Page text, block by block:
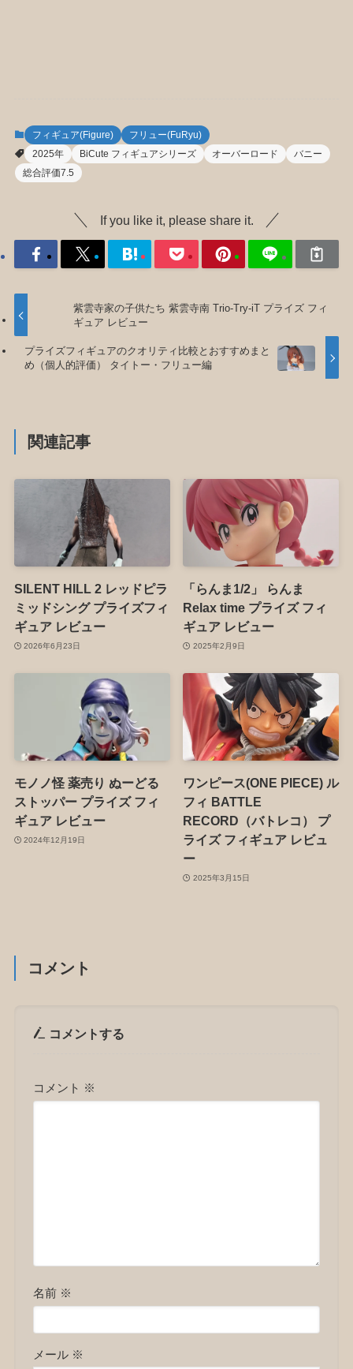
フィギュア(Figure)
フリュー(FuRyu)
2025年
BiCute フィギュアシリーズ オーバーロード
バニー
総合評価7.5
If you like it, please share it.
紫雲寺家の子供たち 紫雲寺南 Trio-Try-iT プライズ フィ
ギュア レビュー
プライズフィギュアのクオリティ比較とおすすめまと
め（個人的評価） タイトー・フリュー編
関連記事
SILENT HILL 2 レッドピラ
ミッドシング プライズフィ
ギュア レビュー
2026年6月23日
「らんま1/2」 らんま
Relax time プライズ フィ
ギュア レビュー
2025年2月9日
モノノ怪 薬売り ぬーどる
ストッパー プライズ フィ
ギュア レビュー
2024年12月19日
ワンピース(ONE PIECE) ル
フィ BATTLE
RECORD（バトレコ） プ
ライズ フィギュア レビュ
ー
2025年3月15日
コメント
コメントする
コメント ※
名前 ※
メール ※